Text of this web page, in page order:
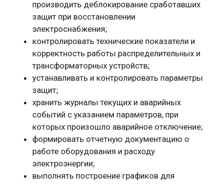
производить деблокирование сработавших
защит при восстановлении
электроснабжения;
контролировать технические показатели и
корректность работы распределительных и
трансформаторных устройств;
устанавливать и контролировать параметры
защит;
хранить журналы текущих и аварийных
событий с указанием параметров, при
которых произошло аварийное отключение;
формировать отчетную документацию о
работе оборудования и расходу
электроэнергии;
выполнять построение графиков для